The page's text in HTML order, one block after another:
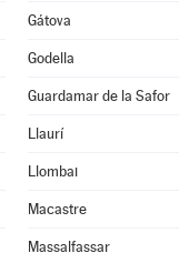
Gátova
Godella
Guardamar de la Safor
Llaurí
Llombai
Macastre
Massalfassar